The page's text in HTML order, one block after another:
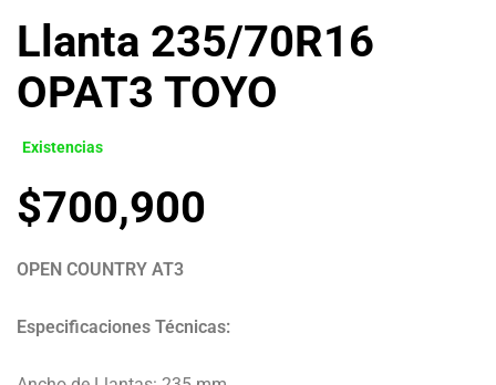
Llanta 235/70R16
OPAT3 TOYO
Existencias
$700,900
OPEN COUNTRY AT3
Especificaciones Técnicas: